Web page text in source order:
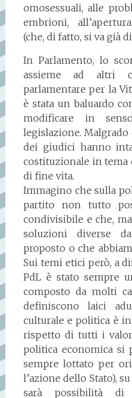
omosessuali, alle
embrioni,
(che, di fatto, si va già
In Parlamento, lo
assieme ad altri
parlamentare per la
è stata un baluardo
modificare in
legislazione.
dei giudici hanno
costituzionale in tema
di fine vita.
Immagino che sulla
partito non tutto
condivisibile e che,
soluzioni diverse
proposto o che
Sui temi etici però, a
PdL è stato sempre
composto da molti
definiscono laici
culturale e politica è
rispetto di tutti i
politica economica si
sempre lottato per
l’azione dello Stato),
sarà possibilità di